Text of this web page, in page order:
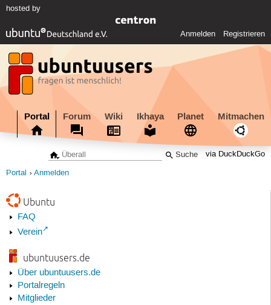
hosted by
Anmelden Registrieren
Portal Forum Wiki Ikhaya Planet Mitmachen
via DuckDuckGo
Portal Anmelden
Ubuntu
FAQ
Verein
ubuntuusers.de
Über ubuntuusers.de
Portalregeln
Mitglieder